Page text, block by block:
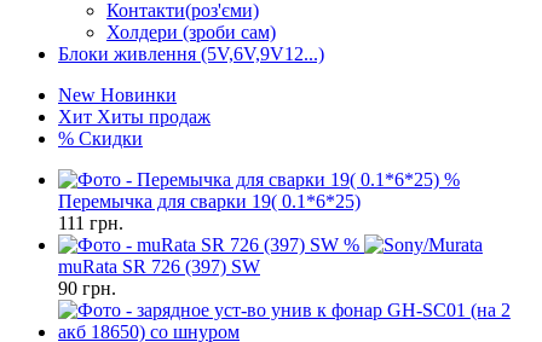
Контакти(роз'єми)
Холдери (зроби сам)
Блоки живлення (5V,6V,9V12...)
New Новинки
Хит Хиты продаж
% Скидки
%
Перемычка для сварки 19( 0.1*6*25)
111 грн.
%
muRata SR 726 (397) SW
90 грн.